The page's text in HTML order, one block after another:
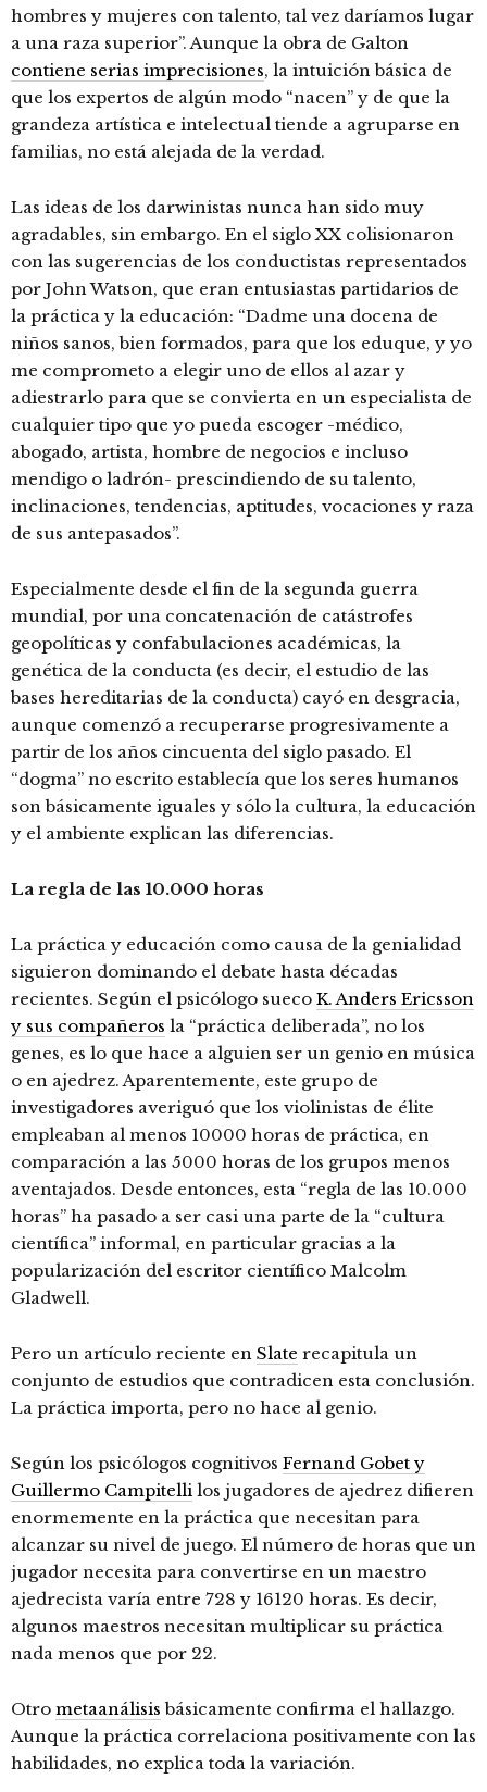
hombres y mujeres con talento, tal vez daríamos lugar
a una raza superior”. Aunque la obra de Galton
contiene serias imprecisiones, la intuición básica de
que los expertos de algún modo “nacen” y de que la
grandeza artística e intelectual tiende a agruparse en
familias, no está alejada de la verdad.
Las ideas de los darwinistas nunca han sido muy
agradables, sin embargo. En el siglo XX colisionaron
con las sugerencias de los conductistas representados
por John Watson, que eran entusiastas partidarios de
la práctica y la educación: “Dadme una docena de
niños sanos, bien formados, para que los eduque, y yo
me comprometo a elegir uno de ellos al azar y
adiestrarlo para que se convierta en un especialista de
cualquier tipo que yo pueda escoger -médico,
abogado, artista, hombre de negocios e incluso
mendigo o ladrón- prescindiendo de su talento,
inclinaciones, tendencias, aptitudes, vocaciones y raza
de sus antepasados”.
Especialmente desde el fin de la segunda guerra
mundial, por una concatenación de catástrofes
geopolíticas y confabulaciones académicas, la
genética de la conducta (es decir, el estudio de las
bases hereditarias de la conducta) cayó en desgracia,
aunque comenzó a recuperarse progresivamente a
partir de los años cincuenta del siglo pasado. El
“dogma” no escrito establecía que los seres humanos
son básicamente iguales y sólo la cultura, la educación
y el ambiente explican las diferencias.
La regla de las 10.000 horas
La práctica y educación como causa de la genialidad
siguieron dominando el debate hasta décadas
recientes. Según el psicólogo sueco K. Anders Ericsson
y sus compañeros la “práctica deliberada”, no los
genes, es lo que hace a alguien ser un genio en música
o en ajedrez. Aparentemente, este grupo de
investigadores averiguó que los violinistas de élite
empleaban al menos 10000 horas de práctica, en
comparación a las 5000 horas de los grupos menos
aventajados. Desde entonces, esta “regla de las 10.000
horas” ha pasado a ser casi una parte de la “cultura
científica” informal, en particular gracias a la
popularización del escritor científico Malcolm
Gladwell.
Pero un artículo reciente en Slate recapitula un
conjunto de estudios que contradicen esta conclusión.
La práctica importa, pero no hace al genio.
Según los psicólogos cognitivos Fernand Gobet y
Guillermo Campitelli los jugadores de ajedrez difieren
enormemente en la práctica que necesitan para
alcanzar su nivel de juego. El número de horas que un
jugador necesita para convertirse en un maestro
ajedrecista varía entre 728 y 16120 horas. Es decir,
algunos maestros necesitan multiplicar su práctica
nada menos que por 22.
Otro metaanálisis básicamente confirma el hallazgo.
Aunque la práctica correlaciona positivamente con las
habilidades, no explica toda la variación.